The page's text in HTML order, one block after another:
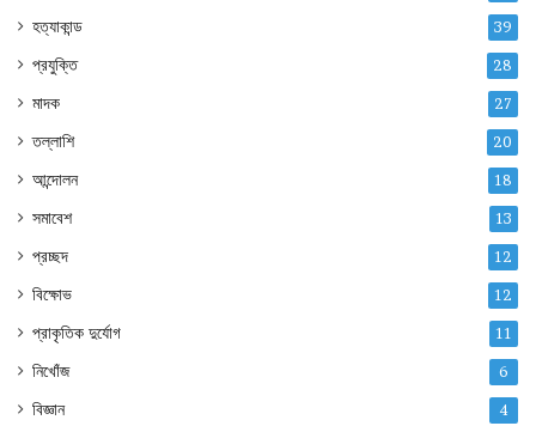
হত্যাকান্ড 39
প্রযুক্তি 28
মাদক 27
তল্লাশি 20
আন্দোলন 18
সমাবেশ 13
প্রচ্ছদ 12
বিক্ষোভ 12
প্রাকৃতিক দুর্যোগ 11
নিখোঁজ 6
বিজ্ঞান 4